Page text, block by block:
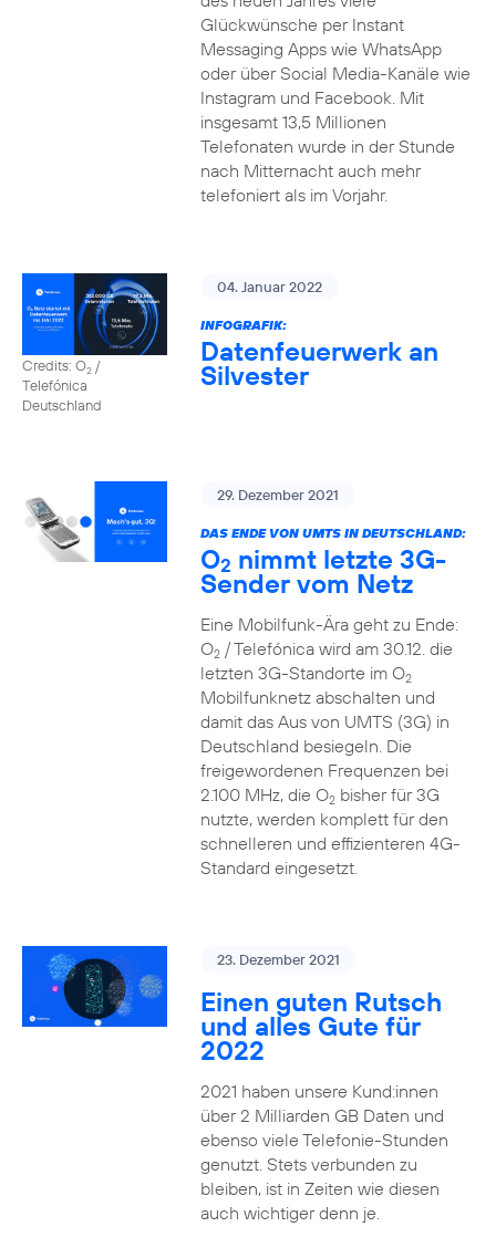
Glückwünsche per Instant
Messaging Apps wie WhatsApp
oder über Social Media-Kanäle wie
Instagram und Facebook. Mit
insgesamt 13,5 Millionen
Telefonaten wurde in der Stunde
nach Mitternacht auch mehr
telefoniert als im Vorjahr.
Credits: O2 /
Telefónica
Deutschland
04. Januar 2022
INFOGRAFIK:
Datenfeuerwerk an
Silvester
29. Dezember 2021
DAS ENDE VON UMTS IN DEUTSCHLAND:
O2 nimmt letzte 3G-
Sender vom Netz
Eine Mobilfunk-Ära geht zu Ende:
O2/ Telefónica wird am 30.12. die
letzten 3G-Standorte im O2
Mobilfunknetz abschalten und
damit das Aus von UMTS (3G) in
Deutschland besiegeln. Die
freigewordenen Frequenzen bei
2.100 MHz, die O2bisher für 3G
nutzte, werden komplett für den
schnelleren und effizienteren 4G-
Standard eingesetzt.
23. Dezember 2021
Einen guten Rutsch
und alles Gute für
2022
2021 haben unsere Kund:innen
über 2 Milliarden GB Daten und
ebenso viele Telefonie-Stunden
genutzt. Stets verbunden zu
bleiben, ist in Zeiten wie diesen
auch wichtiger denn je.